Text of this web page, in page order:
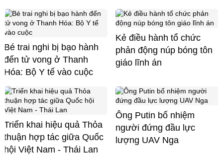
Bé trai nghi bị bạo hành
đến tử vong ở Thanh
Hóa: Bộ Y tế vào cuộc
Kẻ điều hành tổ chức
phản động núp bóng tôn
giáo lĩnh án
Triển khai hiệu quả Thỏa
thuận hợp tác giữa Quốc
hội Việt Nam - Thái Lan
Ông Putin bổ nhiệm
người đứng đầu lực
lượng UAV Nga